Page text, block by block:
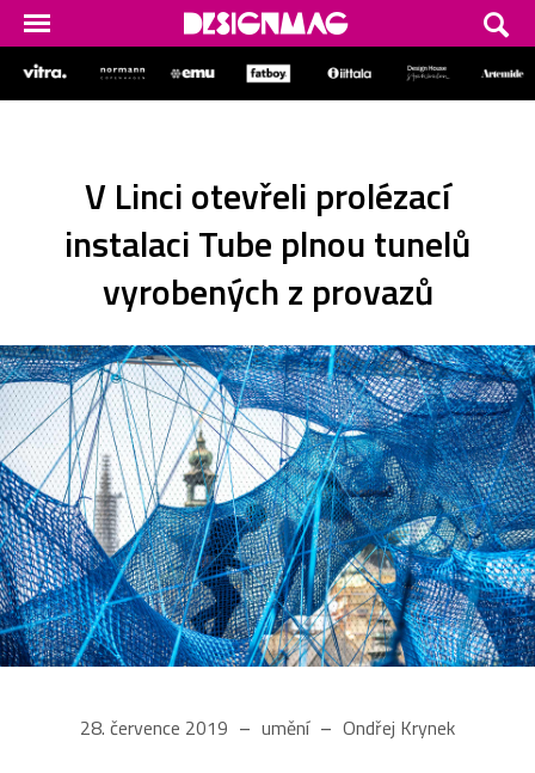
V Linci otevřeli prolézací
instalaci Tube plnou tunelů
vyrobených z provazů
28. července 2019 umění Ondřej Krynek